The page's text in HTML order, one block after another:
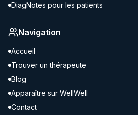
DiagNotes pour les patients
Navigation
Accueil
Trouver un thérapeute
Blog
Apparaître sur WellWell
Contact